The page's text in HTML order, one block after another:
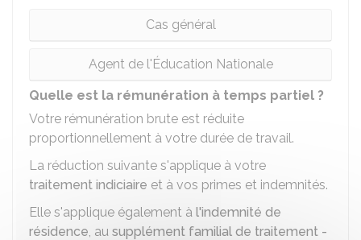
Cas général
Agent de l'Éducation Nationale
Quelle est la rémunération à temps partiel ?
Votre rémunération brute est réduite
proportionnellement à votre durée de travail.
La réduction suivante s'applique à votre
traitement indiciaire et à vos primes et indemnités.
Elle s'applique également à l'indemnité de
résidence, au supplément familial de traitement -